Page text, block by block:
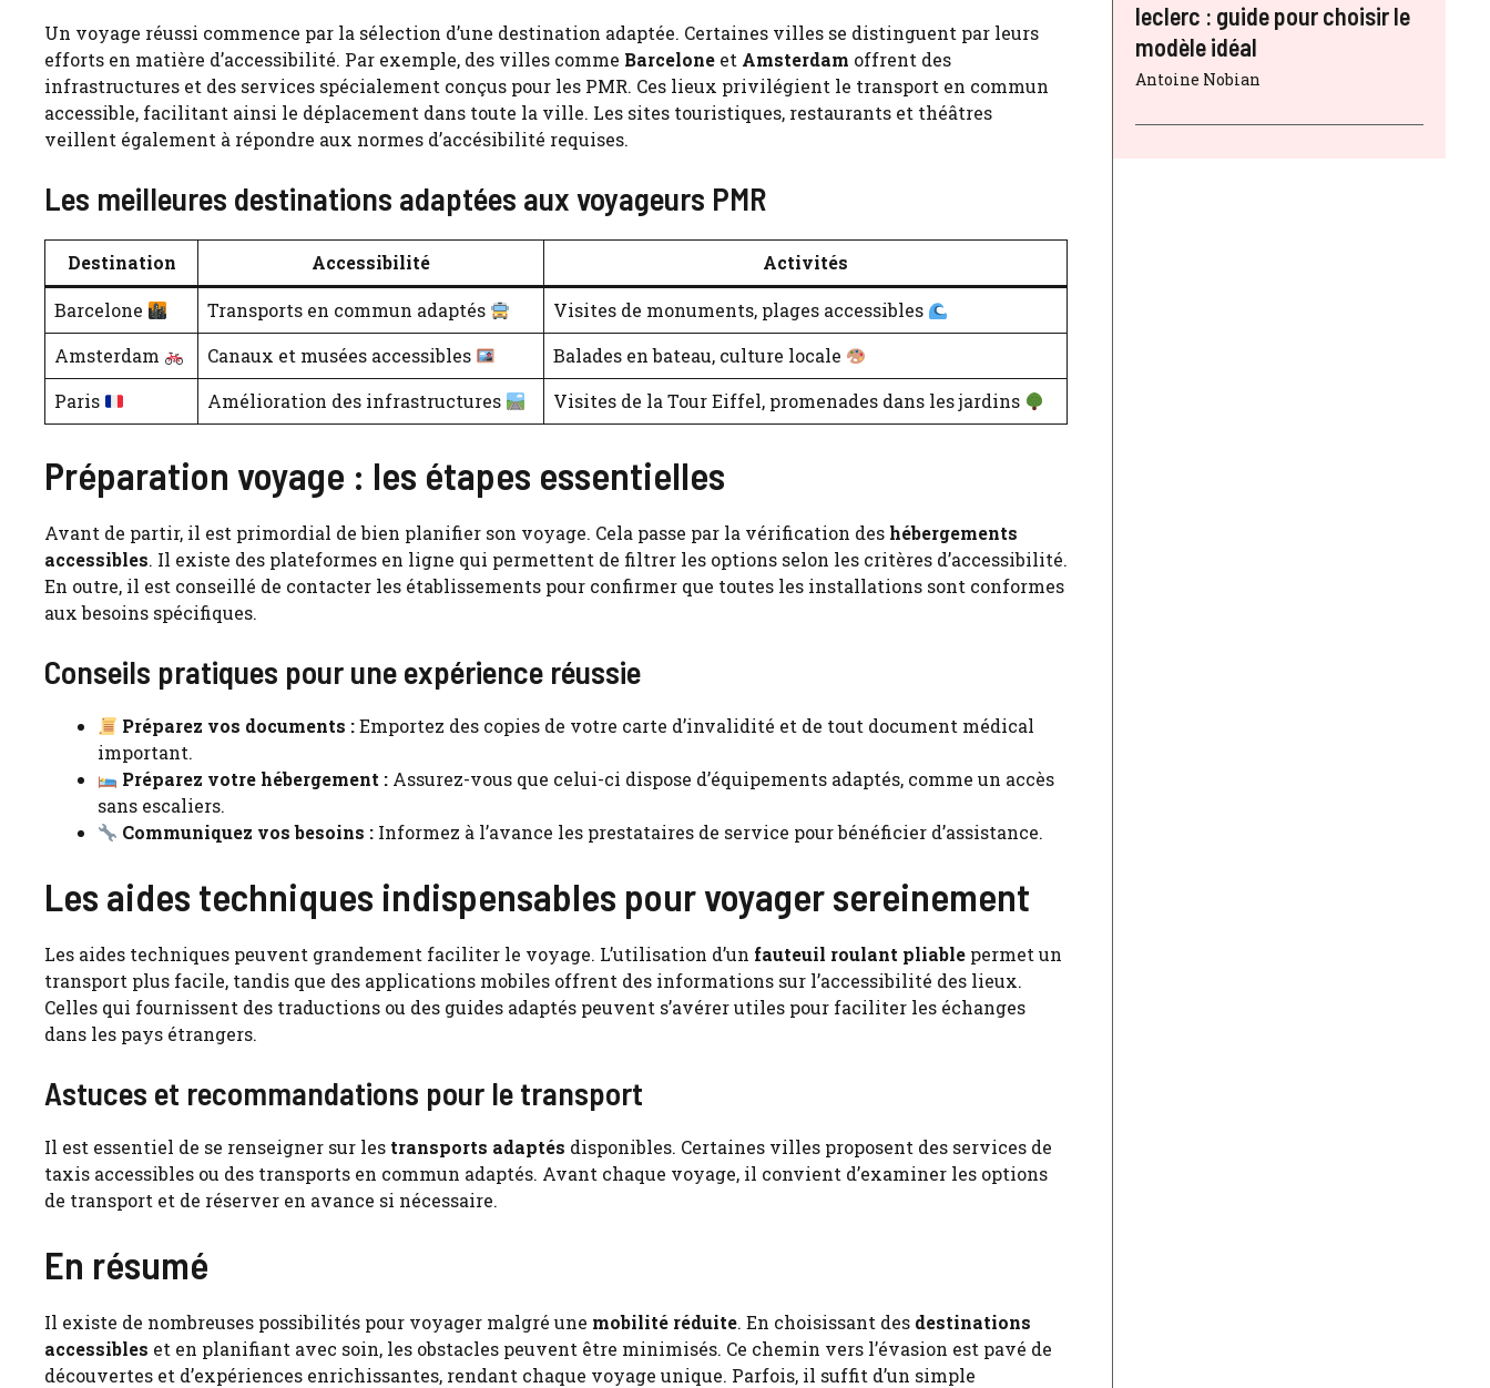
Un voyage réussi commence par la sélection d’une destination adaptée. Certaines villes se distinguent par leurs
efforts en matière d’accessibilité. Par exemple, des villes comme Barcelone et Amsterdam offrent des
infrastructures et des services spécialement conçus pour les PMR. Ces lieux privilégient le transport en commun
accessible, facilitant ainsi le déplacement dans toute la ville. Les sites touristiques, restaurants et théâtres
veillent également à répondre aux normes d’accésibilité requises.
Les meilleures destinations adaptées aux voyageurs PMR
Destination Accessibilité Activités
Barcelone Transports en commun adaptés
Visites de monuments, plages accessibles
Amsterdam
Canaux et musées accessibles
Balades en bateau, culture locale
Paris
Amélioration des infrastructures Visites de la Tour Eiffel, promenades dans les jardins
Préparation voyage : les étapes essentielles
Avant de partir, il est primordial de bien planifier son voyage. Cela passe par la vérification des hébergements
accessibles. Il existe des plateformes en ligne qui permettent de filtrer les options selon les critères d’accessibilité.
En outre, il est conseillé de contacter les établissements pour confirmer que toutes les installations sont conformes
aux besoins spécifiques.
Conseils pratiques pour une expérience réussie
Préparez vos documents :Emportez des copies de votre carte d’invalidité et de tout document médical
important.
Préparez votre hébergement : Assurez-vous que celui-ci dispose d’équipements adaptés, comme un accès
sans escaliers.
Communiquez vos besoins : Informez à l’avance les prestataires de service pour bénéficier d’assistance.
Les aides techniques indispensables pour voyager sereinement
Les aides techniques peuvent grandement faciliter le voyage. L’utilisation d’un fauteuil roulant pliable permet un
transport plus facile, tandis que des applications mobiles offrent des informations sur l’accessibilité des lieux.
Celles qui fournissent des traductions ou des guides adaptés peuvent s’avérer utiles pour faciliter les échanges
dans les pays étrangers.
Astuces et recommandations pour le transport
Il est essentiel de se renseigner sur les transports adaptés disponibles. Certaines villes proposent des services de
taxis accessibles ou des transports en commun adaptés. Avant chaque voyage, il convient d’examiner les options
de transport et de réserver en avance si nécessaire.
En résumé
Il existe de nombreuses possibilités pour voyager malgré une mobilité réduite. En choisissant des destinations
accessibles et en planifiant avec soin, les obstacles peuvent être minimisés. Ce chemin vers l’évasion est pavé de
découvertes et d’expériences enrichissantes, rendant chaque voyage unique. Parfois, il suffit d’un simple
leclerc : guide pour choisir le
modèle idéal
Antoine Nobian